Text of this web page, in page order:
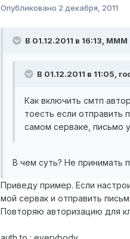
Опубликовано 2 декабря, 2011
В 01.12.2011 в 16:13, MMM
В 01.12.2011 в 11:05,
Как включить смтп
тоесть если отправить
самом серваке, письмо
В чем суть? Не принимать
Приведу пример. Если
мой сервак и отправить
Повторяю авторизацию для